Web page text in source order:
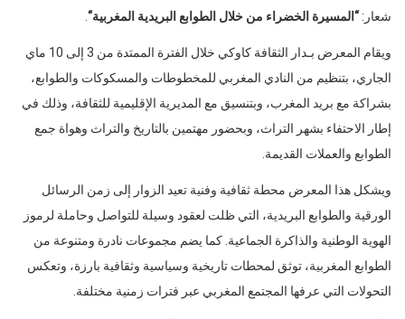
شعار: “ المسيرة الخضراء من خلال الطوابع البريدية المغربية“
.
ويقام المعرض بـدار الثقافة كاوكي خلال الفترة الممتدة من 3 إلى 10 ماي
الجاري، بتنظيم من النادي المغربي للمخطوطات والمسكوكات والطوابع،
بشراكة مع بريد المغرب، وبتنسيق مع المديرية الإقليمية للثقافة، وذلك في
إطار الاحتفاء بشهر التراث، وبحضور مهتمين بالتاريخ والتراث وهواة جمع
الطوابع والعملات القديمة.
ويشكل هذا المعرض محطة ثقافية وفنية تعيد الزوار إلى زمن الرسائل
الورقية والطوابع البريدية، التي ظلت لعقود وسيلة للتواصل وحاملة لرموز
الهوية الوطنية والذاكرة الجماعية. كما يضم مجموعات نادرة ومتنوعة من
الطوابع المغربية، توثق لمحطات تاريخية وسياسية وثقافية بارزة، وتعكس
التحولات التي عرفها المجتمع المغربي عبر فترات زمنية مختلفة.